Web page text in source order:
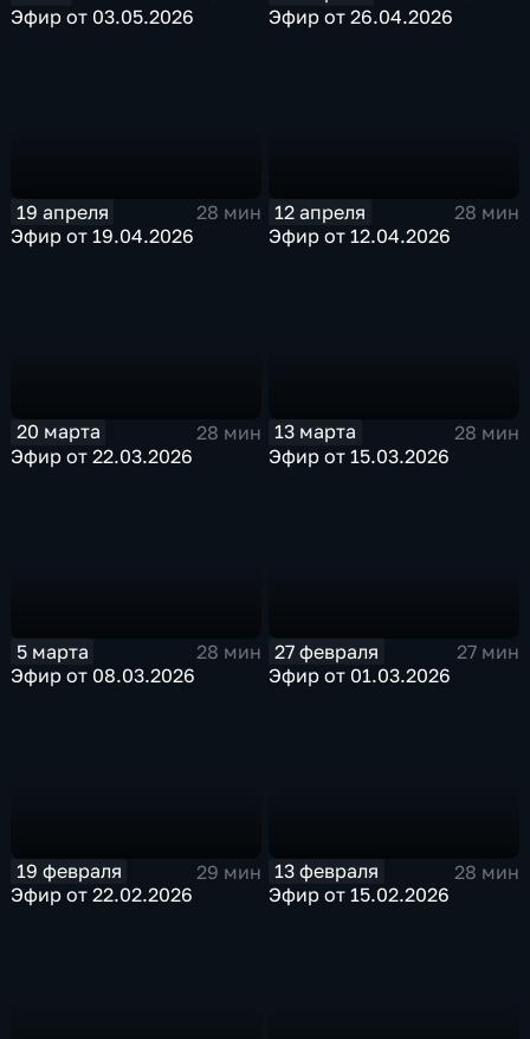
Эфир от 03.05.2026
Эфир от 26.04.2026
19 апреля
28 мин
Эфир от 19.04.2026
12 апреля
28 мин
Эфир от 12.04.2026
20 марта
28 мин
Эфир от 22.03.2026
13 марта
28 мин
Эфир от 15.03.2026
5 марта
28 мин
Эфир от 08.03.2026
27 февраля
27 мин
Эфир от 01.03.2026
19 февраля
29 мин
Эфир от 22.02.2026
13 февраля
28 мин
Эфир от 15.02.2026